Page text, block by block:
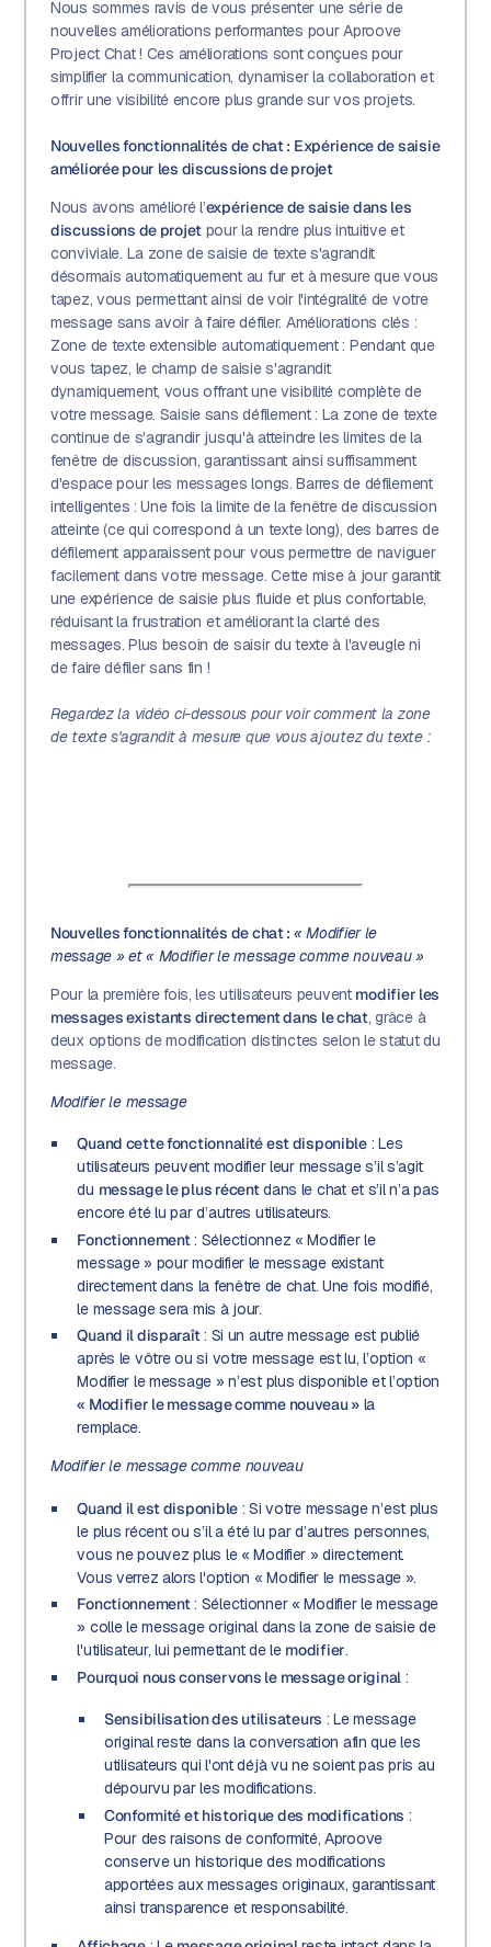
Nous sommes ravis de vous présenter une série de
nouvelles améliorations performantes pour Aproove
Project Chat ! Ces améliorations sont conçues pour
simplifier la communication, dynamiser la collaboration et
offrir une visibilité encore plus grande sur vos projets.
Nouvelles fonctionnalités de chat : Expérience de saisie
améliorée pour les discussions de projet
Nous avons amélioré l’expérience de saisie dans les
discussions de projet pour la rendre plus intuitive et
conviviale. La zone de saisie de texte s'agrandit
désormais automatiquement au fur et à mesure que vous
tapez, vous permettant ainsi de voir l'intégralité de votre
message sans avoir à faire défiler. Améliorations clés :
Zone de texte extensible automatiquement : Pendant que
vous tapez, le champ de saisie s'agrandit
dynamiquement, vous offrant une visibilité complète de
votre message. Saisie sans défilement : La zone de texte
continue de s'agrandir jusqu'à atteindre les limites de la
fenêtre de discussion, garantissant ainsi suffisamment
d'espace pour les messages longs. Barres de défilement
intelligentes : Une fois la limite de la fenêtre de discussion
atteinte (ce qui correspond à un texte long), des barres de
défilement apparaissent pour vous permettre de naviguer
facilement dans votre message. Cette mise à jour garantit
une expérience de saisie plus fluide et plus confortable,
réduisant la frustration et améliorant la clarté des
messages. Plus besoin de saisir du texte à l'aveugle ni
de faire défiler sans fin !
Regardez la vidéo ci-dessous pour voir comment la zone
de texte s'agrandit à mesure que vous ajoutez du texte :
Nouvelles fonctionnalités de chat : « Modifier le
message » et « Modifier le message comme nouveau »
Pour la première fois, les utilisateurs peuvent modifier les
messages existants directement dans le chat, grâce à
deux options de modification distinctes selon le statut du
message.
Modifier le message
Quand cette fonctionnalité est disponible: Les
utilisateurs peuvent modifier leur message s’il s’agit
du message le plus récentdans le chat et s’il n’a pas
encore été lu par d’autres utilisateurs.
Fonctionnement: Sélectionnez « Modifier le
message » pour modifier le message existant
directement dans la fenêtre de chat. Une fois modifié,
le message sera mis à jour.
Quand il disparaît: Si un autre message est publié
après le vôtre ou si votre message est lu, l’option «
Modifier le message » n’est plus disponible et l’option
« Modifier le message comme nouveau » la
remplace.
Modifier le message comme nouveau
Quand il est disponible: Si votre message n’est plus
le plus récent ou s’il a été lu par d’autres personnes,
vous ne pouvez plus le « Modifier » directement.
Vous verrez alors l'option « Modifier le message ».
Fonctionnement: Sélectionner « Modifier le message
» colle le message original dans la zone de saisie de
l'utilisateur, lui permettant de le modifier.
Pourquoi nous conservons le message original :
Sensibilisation des utilisateurs : Le message
original reste dans la conversation afin que les
utilisateurs qui l'ont déjà vu ne soient pas pris au
dépourvu par les modifications.
Conformité et historique des modifications :
Pour des raisons de conformité, Aproove
conserve un historique des modifications
apportées aux messages originaux, garantissant
ainsi transparence et responsabilité.